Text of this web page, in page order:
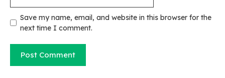
Save my name, email, and website in this browser for the
next time I comment.